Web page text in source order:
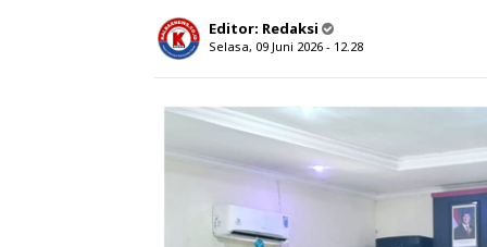
Editor: Redaksi
Selasa, 09 Juni 2026 - 12.28